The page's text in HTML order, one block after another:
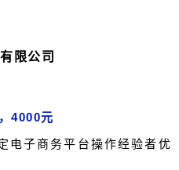
限公司
4000元
电子商务平台操作经验者优